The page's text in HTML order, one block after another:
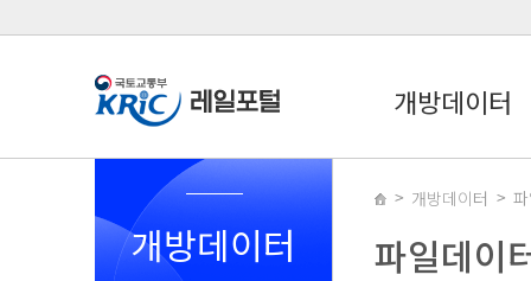
개방데이터
개방데이터
개방데이터
파일데이